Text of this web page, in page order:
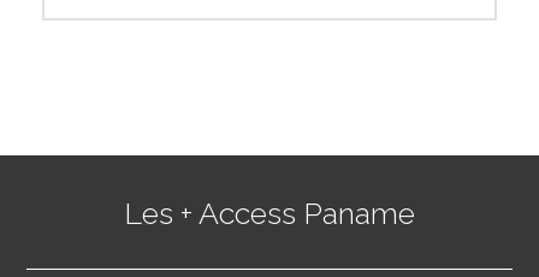
Les + Access Paname